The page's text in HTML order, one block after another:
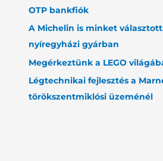
OTP bankfiók
A Michelin is minket
nyíregyházi gyárban
Megérkeztünk a LEGO
Légtechnikai fejlesztés a
törökszentmiklósi üzeménél